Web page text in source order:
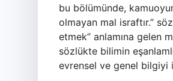
bu bölümünde,
olmayan mal israftır.”
etmek” anlamına gelen
sözlükte bilimin
evrensel ve genel